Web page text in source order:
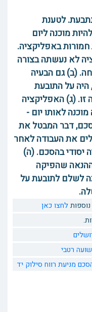
לטענת
מוכנה ליום
חמורות באפליקציה.
לא נעשתה בצורה
(ב) גם הבעיה
היה על התובעת
זו. (ג) האפליקציה
לאותו יום -
דבר המבטל את
את העבודה לאחר
יסודי בהסכם. (ה)
שהפיקה
לשלם לתובעת על
לחצו כאן
רטבי
מניעת רווח סילוק יד